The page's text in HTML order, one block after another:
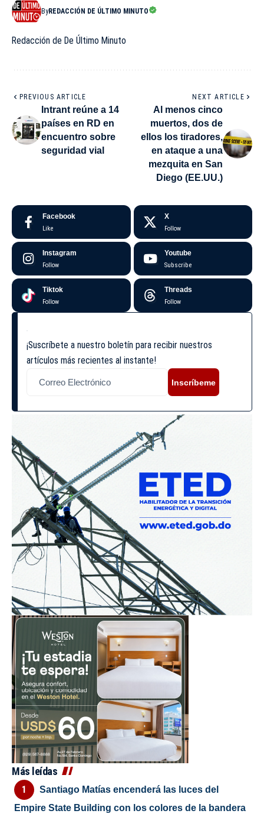
ByREDACCIÓN DE ÚLTIMO MINUTO
Redacción de De Último Minuto
PREVIOUS ARTICLE
Intrant reúne a 14
países en RD en
encuentro sobre
seguridad vial
NEXT ARTICLE
Al menos cinco
muertos, dos de
ellos los tiradores,
en ataque a una
mezquita en San
Diego (EE.UU.)
Facebook
Like
X
Follow
Instagram
Follow
Youtube
Subscribe
Tiktok
Follow
Threads
Follow
¡Suscríbete a nuestro boletín para recibir nuestros
artículos más recientes al instante!
Inscríbeme
Más leídas
Santiago Matías encenderá las luces del
Empire State Building con los colores de la bandera